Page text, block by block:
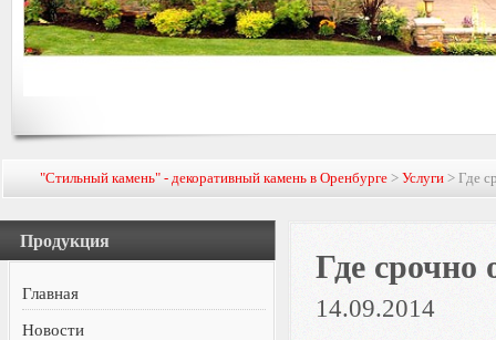
"Стильный камень" - декоративный камень в Оренбурге >Услуги > Где
Продукция
Главная
Новости
Где срочно
14.09.2014